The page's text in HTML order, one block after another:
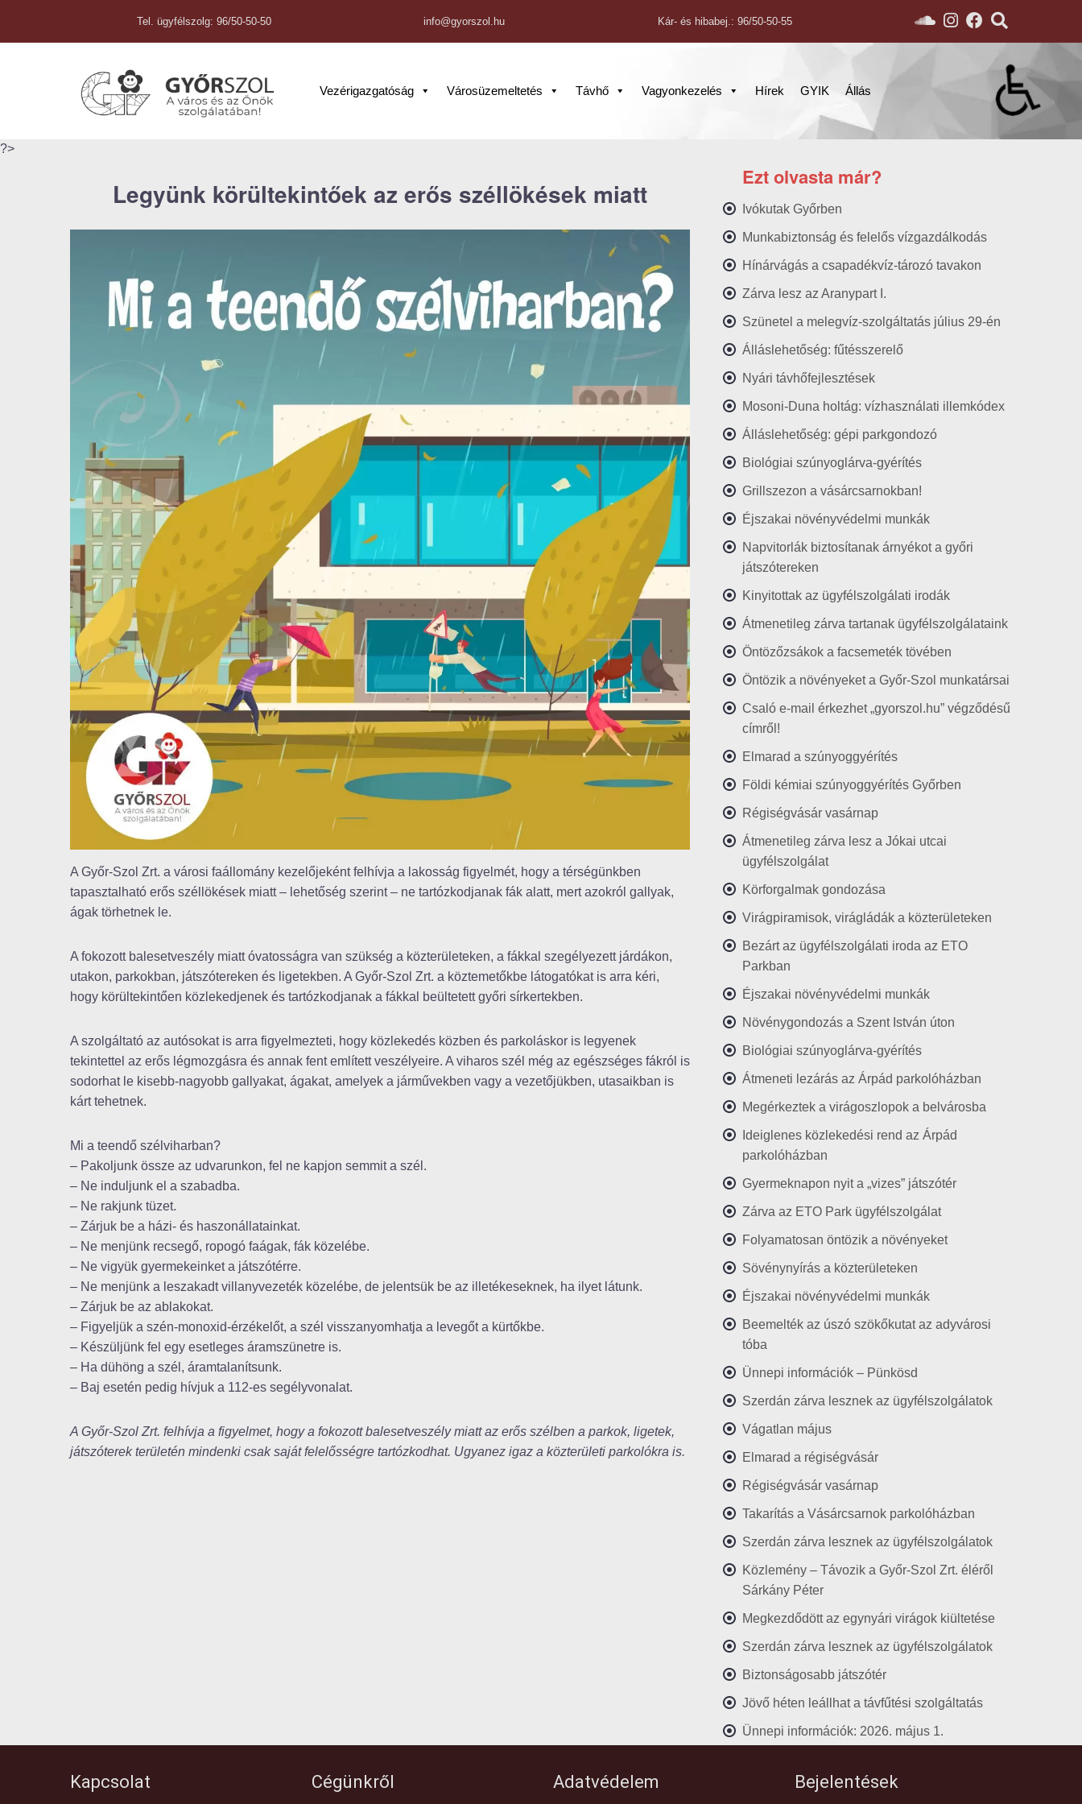
Tel. ügyfélszolg: 96/50-50-50 info@gyorszol.hu Kár- és hibabej.: 96/50-50-55
Vezérigazgatóság Városüzemeltetés Távhő Vagyonkezelés Hírek GYIK Állás
?>
Legyünk körültekintőek az erős széllökések miatt
A Győr-Szol Zrt. a városi faállomány kezelőjeként felhívja a lakosság figyelmét, hogy a térségünkben
tapasztalható erős széllökések miatt – lehetőség szerint – ne tartózkodjanak fák alatt, mert azokról gallyak,
ágak törhetnek le.
A fokozott balesetveszély miatt óvatosságra van szükség a közterületeken, a fákkal szegélyezett járdákon,
utakon, parkokban, játszótereken és ligetekben. A Győr-Szol Zrt. a köztemetőkbe látogatókat is arra kéri,
hogy körültekintően közlekedjenek és tartózkodjanak a fákkal beültetett győri sírkertekben.
A szolgáltató az autósokat is arra figyelmezteti, hogy közlekedés közben és parkoláskor is legyenek
tekintettel az erős légmozgásra és annak fent említett veszélyeire. A viharos szél még az egészséges fákról is
sodorhat le kisebb-nagyobb gallyakat, ágakat, amelyek a járművekben vagy a vezetőjükben, utasaikban is
kárt tehetnek.
Mi a teendő szélviharban?
– Pakoljunk össze az udvarunkon, fel ne kapjon semmit a szél.
– Ne induljunk el a szabadba.
– Ne rakjunk tüzet.
– Zárjuk be a házi- és haszonállatainkat.
– Ne menjünk recsegő, ropogó faágak, fák közelébe.
– Ne vigyük gyermekeinket a játszótérre.
– Ne menjünk a leszakadt villanyvezeték közelébe, de jelentsük be az illetékeseknek, ha ilyet látunk.
– Zárjuk be az ablakokat.
– Figyeljük a szén-monoxid-érzékelőt, a szél visszanyomhatja a levegőt a kürtőkbe.
– Készüljünk fel egy esetleges áramszünetre is.
– Ha dühöng a szél, áramtalanítsunk.
– Baj esetén pedig hívjuk a 112-es segélyvonalat.
A Győr-Szol Zrt. felhívja a figyelmet, hogy a fokozott balesetveszély miatt az erős szélben a parkok, ligetek,
játszóterek területén mindenki csak saját felelősségre tartózkodhat. Ugyanez igaz a közterületi parkolókra is.
Ezt olvasta már?
Ivókutak Győrben
Munkabiztonság és felelős vízgazdálkodás
Hínárvágás a csapadékvíz-tározó tavakon
Zárva lesz az Aranypart I.
Szünetel a melegvíz-szolgáltatás július 29-én
Álláslehetőség: fűtésszerelő
Nyári távhőfejlesztések
Mosoni-Duna holtág: vízhasználati illemkódex
Álláslehetőség: gépi parkgondozó
Biológiai szúnyoglárva-gyérítés
Grillszezon a vásárcsarnokban!
Éjszakai növényvédelmi munkák
Napvitorlák biztosítanak árnyékot a győri
játszótereken
Kinyitottak az ügyfélszolgálati irodák
Átmenetileg zárva tartanak ügyfélszolgálataink
Öntözőzsákok a facsemeték tövében
Öntözik a növényeket a Győr-Szol munkatársai
Csaló e-mail érkezhet „gyorszol.hu” végződésű
címről!
Elmarad a szúnyoggyérítés
Földi kémiai szúnyoggyérítés Győrben
Régiségvásár vasárnap
Átmenetileg zárva lesz a Jókai utcai
ügyfélszolgálat
Körforgalmak gondozása
Virágpiramisok, virágládák a közterületeken
Bezárt az ügyfélszolgálati iroda az ETO
Parkban
Éjszakai növényvédelmi munkák
Növénygondozás a Szent István úton
Biológiai szúnyoglárva-gyérítés
Átmeneti lezárás az Árpád parkolóházban
Megérkeztek a virágoszlopok a belvárosba
Ideiglenes közlekedési rend az Árpád
parkolóházban
Gyermeknapon nyit a „vizes” játszótér
Zárva az ETO Park ügyfélszolgálat
Folyamatosan öntözik a növényeket
Sövénynyírás a közterületeken
Éjszakai növényvédelmi munkák
Beemelték az úszó szökőkutat az adyvárosi
tóba
Ünnepi információk – Pünkösd
Szerdán zárva lesznek az ügyfélszolgálatok
Vágatlan május
Elmarad a régiségvásár
Régiségvásár vasárnap
Takarítás a Vásárcsarnok parkolóházban
Szerdán zárva lesznek az ügyfélszolgálatok
Közlemény – Távozik a Győr-Szol Zrt. éléről
Sárkány Péter
Megkezdődött az egynyári virágok kiültetése
Szerdán zárva lesznek az ügyfélszolgálatok
Biztonságosabb játszótér
Jövő héten leállhat a távfűtési szolgáltatás
Ünnepi információk: 2026. május 1.
Kapcsolat Cégünkről Adatvédelem Bejelentések